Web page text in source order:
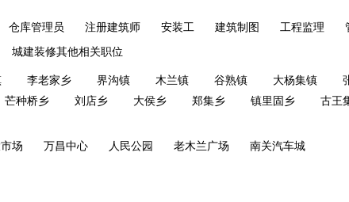
仓库管理员 注册建筑师 安装工 建筑制图 工程监理
城建装修其他相关职位
李老家乡 界沟镇 木兰镇 谷熟镇 大杨集镇
芒种桥乡 刘店乡 大侯乡 郑集乡 镇里固乡
古王
场 万昌中心 人民公园 老木兰广场 南关汽车城